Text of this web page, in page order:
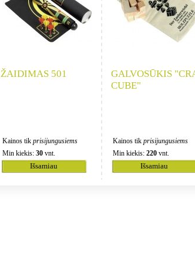
ŽAIDIMAS 501
Kainos tik prisijungusiems
Min kiekis: 30vnt.
Išsamiau
GALVOSŪKIS
CUBE"
Kainos tik prisijungusiems
Min kiekis: 220vnt.
Išsamiau